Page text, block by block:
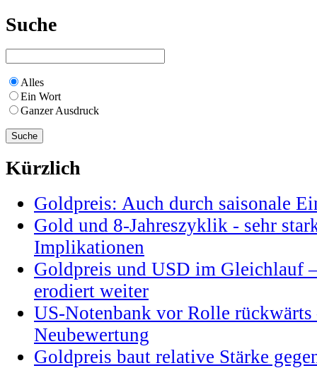
Suche
Alles
Ein Wort
Ganzer Ausdruck
Kürzlich
Goldpreis: Auch durch saisonale
Gold und 8-Jahreszyklik - sehr
Implikationen
Goldpreis und USD im Gleichlauf
erodiert weiter
US-Notenbank vor Rolle
Neubewertung
Goldpreis baut relative Stärke